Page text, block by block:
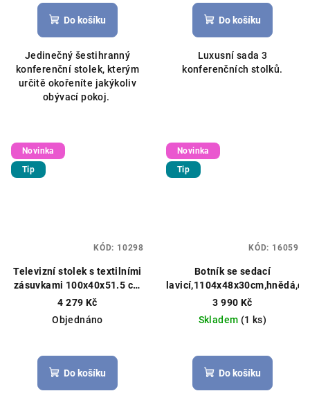
Do košíku
Jedinečný šestihranný
konferenční stolek, kterým
určitě okořeníte jakýkoliv
obývací pokoj.
Do košíku
Luxusní sada 3
konferenčních stolků.
Novinka
Tip
Televizní stolek s textilními
zásuvkami 100x40x51.5 cm
rustikálně hnědá
4 279 Kč
Objednáno
Do košíku
KÓD: 10298
Novinka
Tip
Botník se sedací
3 990 Kč
Skladem (1 ks)
Do košíku
KÓD: 16059